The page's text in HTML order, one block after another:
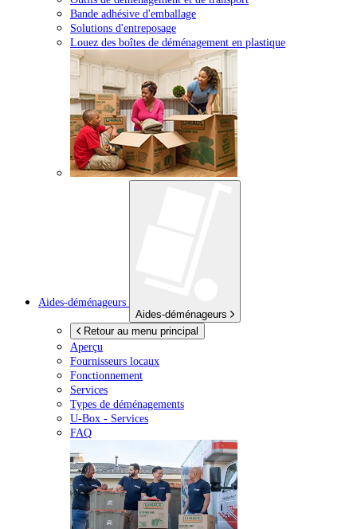
Bande adhésive d'emballage
Solutions d'entreposage
Louez des boîtes de déménagement en plastique
Aides-déménageurs
Aides-déménageurs
Retour au menu principal
Aperçu
Fournisseurs locaux
Fonctionnement
Services
Types de déménagements
U-Box - Services
FAQ